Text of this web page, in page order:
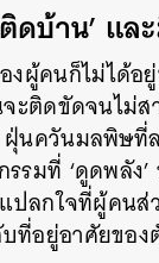
บ้าน’ แล
งผู้คนก็ไม่ได้อ
ะติดขัดจนไม่
ควันมลพิษที่
มที่ ‘ดูดพลัง’
ปลกใจที่ผู้คน
อยู่อาศัยของ